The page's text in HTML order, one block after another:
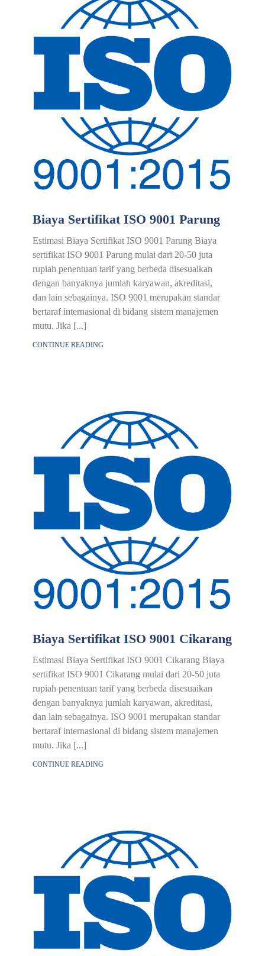
Biaya Sertifikat ISO 9001 Parung
Estimasi Biaya Sertifikat ISO 9001 Parung Biaya
sertifikat ISO 9001 Parung mulai dari 20-50 juta
rupiah penentuan tarif yang berbeda disesuaikan
dengan banyaknya jumlah karyawan, akreditasi,
dan lain sebagainya. ISO 9001 merupakan standar
bertaraf internasional di bidang sistem manajemen
mutu. Jika [...]
CONTINUE READING
Biaya Sertifikat ISO 9001 Cikarang
Estimasi Biaya Sertifikat ISO 9001 Cikarang Biaya
sertifikat ISO 9001 Cikarang mulai dari 20-50 juta
rupiah penentuan tarif yang berbeda disesuaikan
dengan banyaknya jumlah karyawan, akreditasi,
dan lain sebagainya. ISO 9001 merupakan standar
bertaraf internasional di bidang sistem manajemen
mutu. Jika [...]
CONTINUE READING